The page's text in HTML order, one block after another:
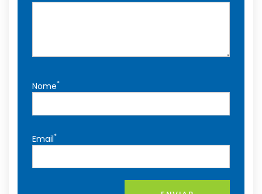
Nome*
Email*